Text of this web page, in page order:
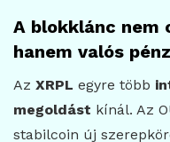
A blokklánc nem
hanem valós
Az XRPL egyre több
megoldást kínál. Az
stabilcoin új